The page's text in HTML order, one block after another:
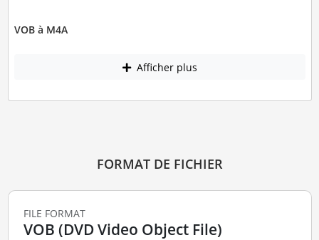
VOB à M4A
Afficher plus
FORMAT DE FICHIER
FILE FORMAT
VOB (DVD Video Object File)